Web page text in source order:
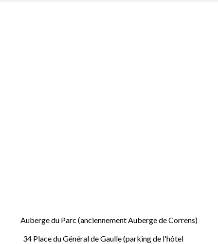
Auberge du Parc (anciennement Auberge de Correns)
34 Place du Général de Gaulle (parking de l'hôtel